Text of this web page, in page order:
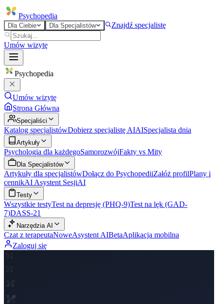
Psychopedia
Dla Ciebie Dla Specjalistów Znajdź specjalistę
Umów wizytę
Psychopedia
Umów wizytę
Strona Główna
Specjaliści
Katalog specjalistówDobierz specjalistę AIAISpecjalista dnia
Artykuły
Psychologia dla każdegoSamorozwójFakty vs Mity
Dla Specjalistów
Artykuły dla specjalistówDołącz do PsychopediiZałóż profilPlany i
cennikAI Asystent SesjiAI
Testy
Wszystkie testyTest na depresję (PHQ-9)Test na lęk (GAD-
7)DASS-21
Narzędzia AI
Czat z terapeutąNoweAsystent AIBetaAplikacja mobilna
Zaloguj się